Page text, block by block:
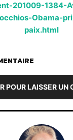
201009-1384-
Obama-
paix.html
POUR LAISSER UN